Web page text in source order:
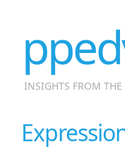
INSIGHTS FROM THE